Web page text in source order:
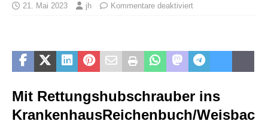
21. Mai 2023 jh Kommentare deaktiviert
Mit Rettungshubschrauber ins
KrankenhausReichenbuch/Weisbac